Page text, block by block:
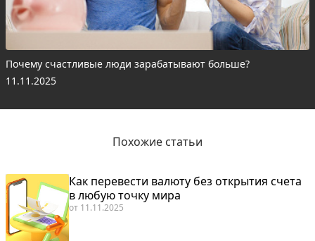
Почему счастливые люди зарабатывают больше?
11.11.2025
Похожие статьи
Как перевести валюту без открытия счета
в любую точку мира
от 11.11.2025